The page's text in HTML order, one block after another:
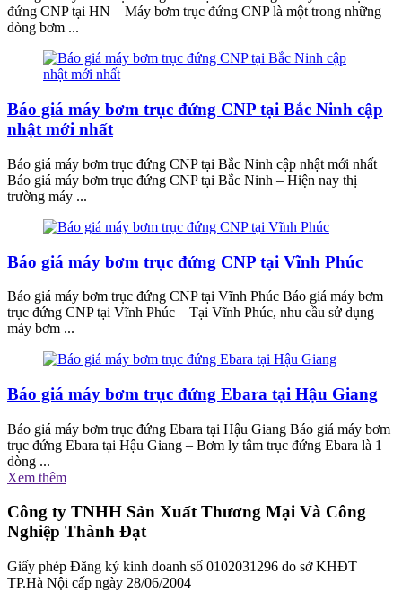
đứng CNP tại HN – Máy bơm trục đứng CNP là một trong những
dòng bơm ...
Báo giá máy bơm trục đứng CNP tại Bắc Ninh cập
nhật mới nhất
Báo giá máy bơm trục đứng CNP tại Bắc Ninh cập nhật mới nhất
Báo giá máy bơm trục đứng CNP tại Bắc Ninh – Hiện nay thị
trường máy ...
Báo giá máy bơm trục đứng CNP tại Vĩnh Phúc
Báo giá máy bơm trục đứng CNP tại Vĩnh Phúc Báo giá máy bơm
trục đứng CNP tại Vĩnh Phúc – Tại Vĩnh Phúc, nhu cầu sử dụng
máy bơm ...
Báo giá máy bơm trục đứng Ebara tại Hậu Giang
Báo giá máy bơm trục đứng Ebara tại Hậu Giang Báo giá máy bơm
trục đứng Ebara tại Hậu Giang – Bơm ly tâm trục đứng Ebara là 1
dòng ...
Xem thêm
Công ty TNHH Sản Xuất Thương Mại Và Công
Nghiệp Thành Đạt
Giấy phép Đăng ký kinh doanh số 0102031296 do sở KHĐT
TP.Hà Nội cấp ngày 28/06/2004